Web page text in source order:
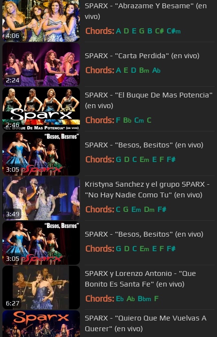
4:06
SPARX - "Abrazame Y Besame" (en
vivo)
Chords: A D E G B C# C#m
2:24
SPARX - "Carta Perdida" (en vivo)
Chords: A E D Bm Ab
2:46
SPARX - "El Buque De Mas Potencia"
(en vivo)
Chords: F Bb Cm C
3:05
SPARX - "Besos, Besitos" (en vivo)
Chords: G D C Em E F F#
3:49
Kristyna Sanchez y el grupo SPARX -
"No Hay Nadie Como Tu" (en vivo)
Chords: C G Em Dm F#
3:05
SPARX - "Besos, Besitos" (en vivo)
Chords: G D C Em E F F#
6:27
SPARX y Lorenzo Antonio - "Que
Bonito Es Santa Fe" (en vivo)
Chords: Eb Ab Bbm F
SPARX - "Quiero Que Me Vuelvas A
Querer" (en vivo)